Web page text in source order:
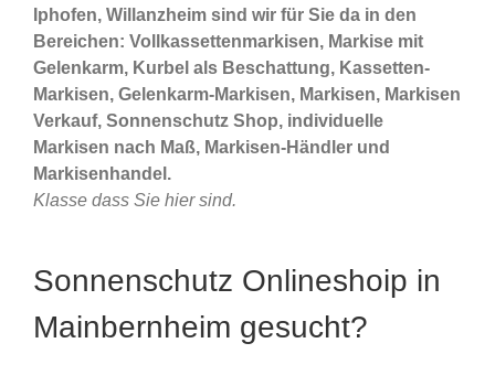
Iphofen, Willanzheim sind wir für Sie da in den
Bereichen: Vollkassettenmarkisen, Markise mit
Gelenkarm, Kurbel als Beschattung, Kassetten-
Markisen, Gelenkarm-Markisen, Markisen, Markisen
Verkauf, Sonnenschutz Shop, individuelle
Markisen nach Maß, Markisen-Händler und
Markisenhandel.
Klasse dass Sie hier sind.
Sonnenschutz Onlineshoip in
Mainbernheim gesucht?